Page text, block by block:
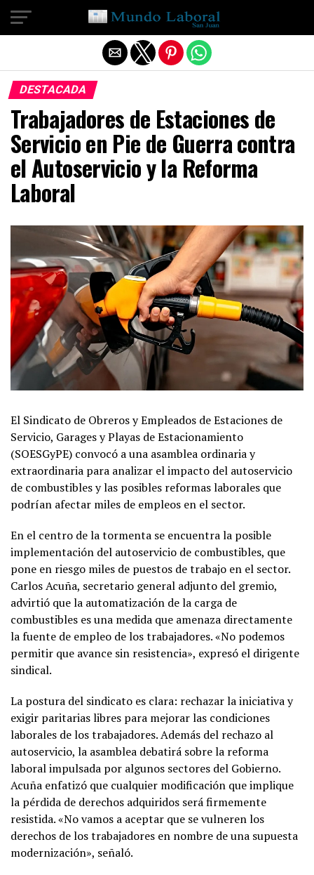
DESTACADA
Trabajadores de Estaciones de
Servicio en Pie de Guerra contra
el Autoservicio y la Reforma
Laboral
El Sindicato de Obreros y Empleados de Estaciones de
Servicio, Garages y Playas de Estacionamiento
(SOESGyPE) convocó a una asamblea ordinaria y
extraordinaria para analizar el impacto del autoservicio
de combustibles y las posibles reformas laborales que
podrían afectar miles de empleos en el sector.
En el centro de la tormenta se encuentra la posible
implementación del autoservicio de combustibles, que
pone en riesgo miles de puestos de trabajo en el sector.
Carlos Acuña, secretario general adjunto del gremio,
advirtió que la automatización de la carga de
combustibles es una medida que amenaza directamente
la fuente de empleo de los trabajadores. «No podemos
permitir que avance sin resistencia», expresó el dirigente
sindical.
La postura del sindicato es clara: rechazar la iniciativa y
exigir paritarias libres para mejorar las condiciones
laborales de los trabajadores. Además del rechazo al
autoservicio, la asamblea debatirá sobre la reforma
laboral impulsada por algunos sectores del Gobierno.
Acuña enfatizó que cualquier modificación que implique
la pérdida de derechos adquiridos será firmemente
resistida. «No vamos a aceptar que se vulneren los
derechos de los trabajadores en nombre de una supuesta
modernización», señaló.
Salir de la versión móvil